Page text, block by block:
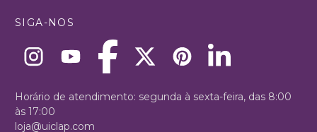
SIGA-NOS
Horário de atendimento: segunda à sexta-feira, das 8:00
às 17:00
loja@uiclap.com